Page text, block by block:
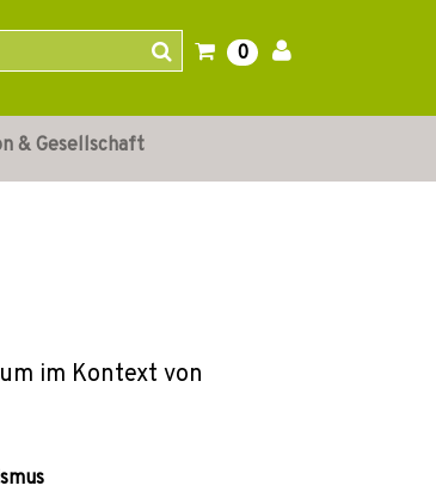
0
& Gesellschaft
im Kontext von